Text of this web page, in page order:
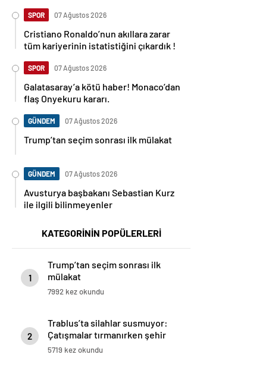
SPOR 07 Ağustos 2026
Cristiano Ronaldo’nun akıllara zarar
tüm kariyerinin istatistiğini çıkardık !
SPOR 07 Ağustos 2026
Galatasaray’a kötü haber! Monaco’dan
flaş Onyekuru kararı.
GÜNDEM 07 Ağustos 2026
Trump’tan seçim sonrası ilk mülakat
GÜNDEM 07 Ağustos 2026
Avusturya başbakanı Sebastian Kurz
ile ilgili bilinmeyenler
KATEGORİNİN POPÜLERLERİ
1
Trump’tan seçim sonrası ilk
mülakat
7992 kez okundu
2
Trablus’ta silahlar susmuyor:
Çatışmalar tırmanırken şehir
alarmda
5719 kez okundu